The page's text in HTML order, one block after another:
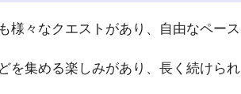
様々なクエストがあり、自由なペース
を集める楽しみがあり、長く続けられ